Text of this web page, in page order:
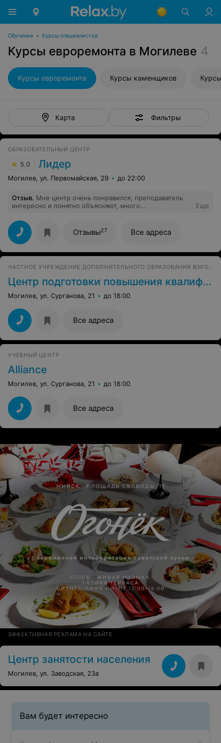
Обучение • Курсы специалистов
Курсы евроремонта в Могилеве 4
Курсы евроремонта Курсы каменщиков
Карта Фильтры
ОБРАЗОВАТЕЛЬНЫЙ ЦЕНТР
5.0 Лидер
Могилев, ул. Первомайская, 29 до 22:00
Отзыв. Мне центр очень понравился, преподаватель
интересно и понятно объясняют, много
Преподаватель старается, чтоб каждый принимал
участие в уроке, а так как народу мало, времени
хватает на всех. Мне кажется, это очень правильно,
потому что мне это очень помогло быстро и без
особых трудностей освоить курс.
Еще
Отзывы27 Все адреса
ЧАСТНОЕ УЧРЕЖДЕНИЕ ДОПОЛНИТЕЛЬНОГО ОБРАЗОВАНИЯ ВЗРОСЛЫХ
Центр подготовки повышения квалификации и переподготовки рабочих
Могилев, ул. Сурганова, 21 до 18:00
Все адреса
УЧЕБНЫЙ ЦЕНТР
Alliance
Могилев, ул. Сурганова, 21 до 18:00
Все адреса
ЭФФЕКТИВНАЯ РЕКЛАМА НА САЙТЕ
Центр занятости населения
Могилев, ул. Заводская, 23а
Вам будет интересно